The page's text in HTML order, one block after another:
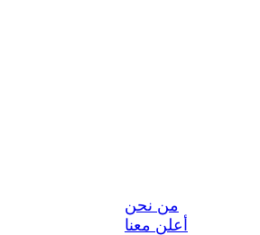
من نحن
أعلن معنا